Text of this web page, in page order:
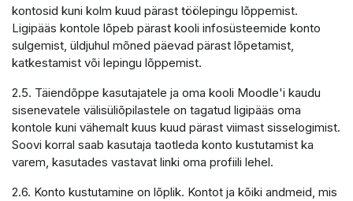
kontosid kuni kolm kuud pärast töölepingu lõppemist.
Ligipääs kontole lõpeb pärast kooli infosüsteemide konto
sulgemist, üldjuhul mõned päevad pärast lõpetamist,
katkestamist või lepingu lõppemist.
2.5. Täiendõppe kasutajatele ja oma kooli Moodle'i kaudu
sisenevatele välisüliõpilastele on tagatud ligipääs oma
kontole kuni vähemalt kuus kuud pärast viimast sisselogimist.
Soovi korral saab kasutaja taotleda konto kustutamist ka
varem, kasutades vastavat linki oma profiili lehel.
2.6. Konto kustutamine on lõplik. Kontot ja kõiki andmeid, mis